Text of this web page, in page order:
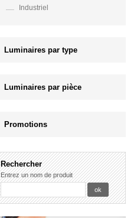
Industriel
Luminaires par type
Luminaires par pièce
Promotions
Rechercher
Entrez un nom de produit